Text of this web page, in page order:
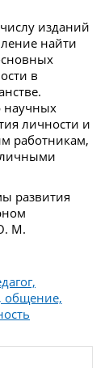
изданий
найти
в
научных
личности и
работникам,
развития
М.
общение,